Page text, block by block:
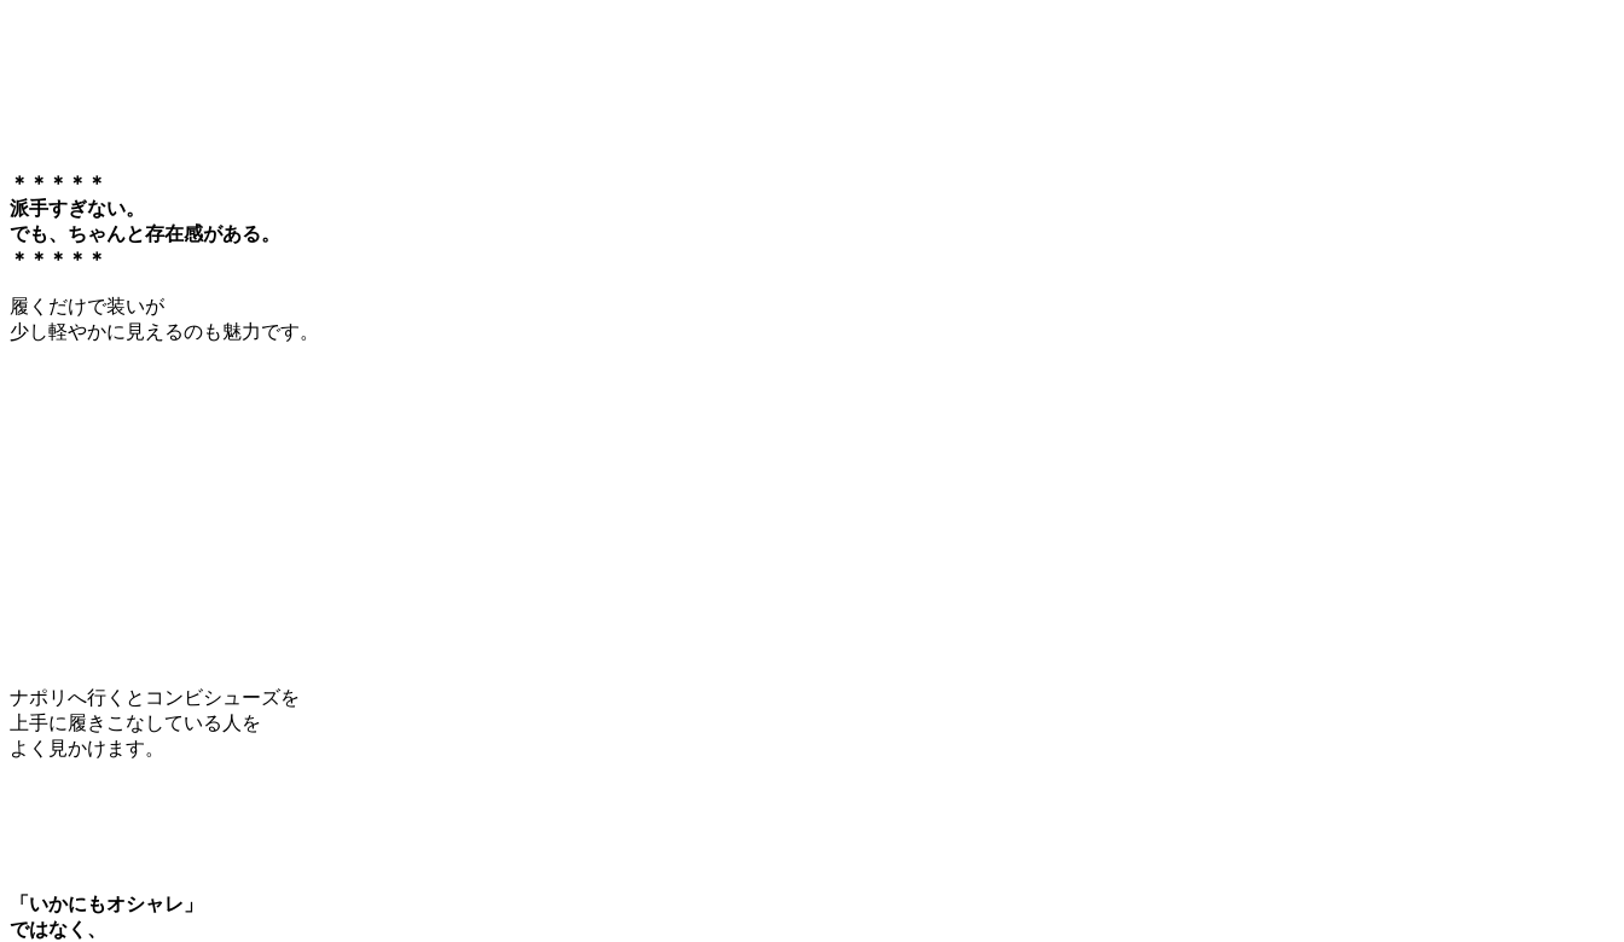
＊＊＊＊＊
派手すぎない。
でも、ちゃんと存在感がある。
＊＊＊＊＊
履くだけで装いが
少し軽やかに見えるのも魅力です。
ナポリへ行くとコンビシューズを
上手に履きこなしている人を
よく見かけます。
「いかにもオシャレ」
ではなく、